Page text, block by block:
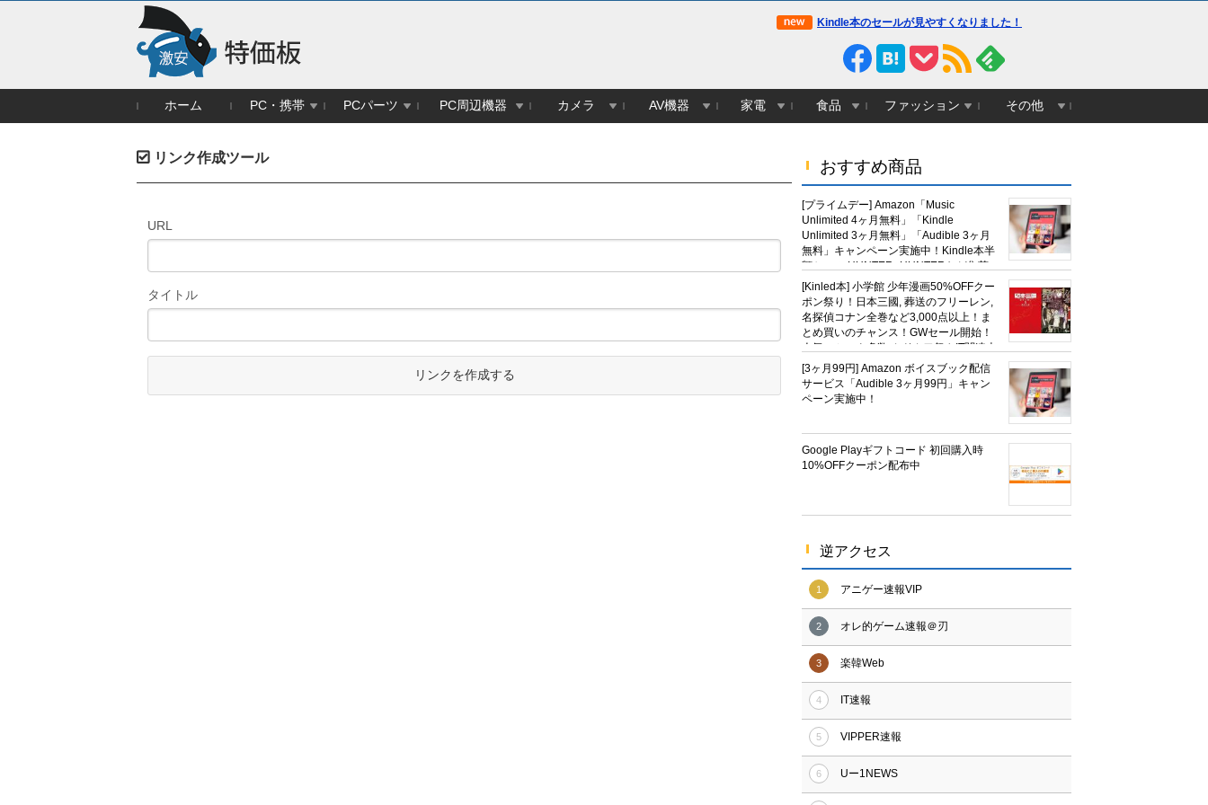
Kindle本のセールが見やすくなりました！
ホーム PC・携帯 PCパーツ PC周辺機器 カメラ AV機器 家電 食品 ファッション その他
おすすめ商品
[プライムデー] Amazon「Music
Unlimited 4ヶ月無料」「Kindle
Unlimited 3ヶ月無料」「Audible 3ヶ月
無料」キャンペーン実施中！Kindle本半
額セール HUNTER×HUNTERなど集英
社、無職転生,幼女戦記など
KADOKAWA、キャプテン翼100円セー
ルも！
[Kinled本] 小学館 少年漫画50%OFFクー
ポン祭り！日本三國, 葬送のフリーレン,
名探偵コナン全巻など3,000点以上！ま
とめ買いのチャンス！GWセール開始！
人気コミック多数 カドカワ祭やIT関連本
がセールに！
[3ヶ月99円] Amazon ボイスブック配信
サービス「Audible 3ヶ月99円」キャン
ペーン実施中！
Google Playギフトコード 初回購入時
10%OFFクーポン配布中
逆アクセス
1 アニゲー速報VIP
2 オレ的ゲーム速報＠刃
3 楽韓Web
4 IT速報
5 VIPPER速報
6 Uー1NEWS
リンク作成ツール
URL
タイトル
リンクを作成する